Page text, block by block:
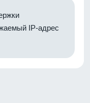
IP-адрес